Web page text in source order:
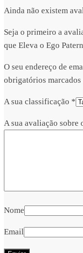
Ainda não existem
Seja o primeiro a
que Eleva o Ego
O seu endereço de
obrigatórios marcados
A sua classificação *
A sua avaliação sobre
Nome
Email